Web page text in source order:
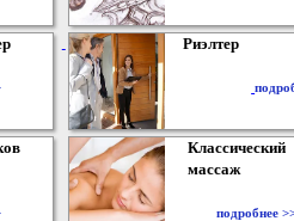
Риэлтер
Классический
массаж
подробнее